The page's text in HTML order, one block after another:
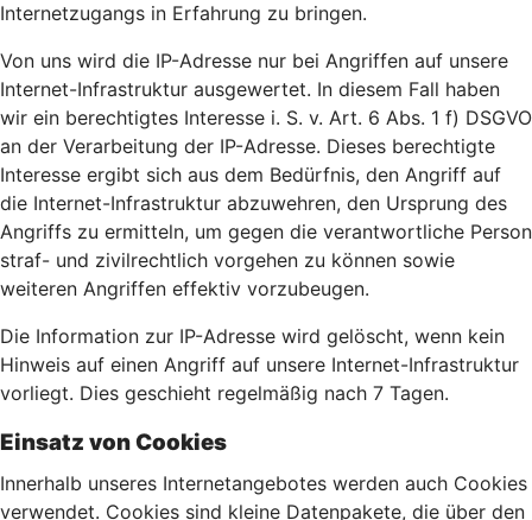
Internetzugangs in Erfahrung zu bringen.
Von uns wird die IP-Adresse nur bei Angriffen auf unsere
Internet-Infrastruktur ausgewertet. In diesem Fall haben
wir ein berechtigtes Interesse i. S. v. Art. 6 Abs. 1 f) DSGVO
an der Verarbeitung der IP-Adresse. Dieses berechtigte
Interesse ergibt sich aus dem Bedürfnis, den Angriff auf
die Internet-Infrastruktur abzuwehren, den Ursprung des
Angriffs zu ermitteln, um gegen die verantwortliche Person
straf- und zivilrechtlich vorgehen zu können sowie
weiteren Angriffen effektiv vorzubeugen.
Die Information zur IP-Adresse wird gelöscht, wenn kein
Hinweis auf einen Angriff auf unsere Internet-Infrastruktur
vorliegt. Dies geschieht regelmäßig nach 7 Tagen.
Einsatz von Cookies
Innerhalb unseres Internetangebotes werden auch Cookies
verwendet. Cookies sind kleine Datenpakete, die über den